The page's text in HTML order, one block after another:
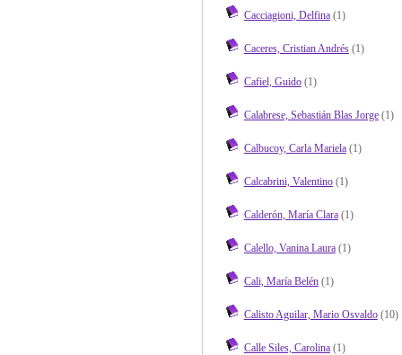
Cacciagioni, Delfina(1)
Caceres, Cristian Andrés(1)
Cafiel, Guido(1)
Calabrese, Sebastián Blas Jorge(1)
Calbucoy, Carla Mariela(1)
Calcabrini, Valentino(1)
Calderón, María Clara(1)
Calello, Vanina Laura(1)
Cali, María Belén(1)
Calisto Aguilar, Mario Osvaldo(10)
Calle Siles, Carolina(1)